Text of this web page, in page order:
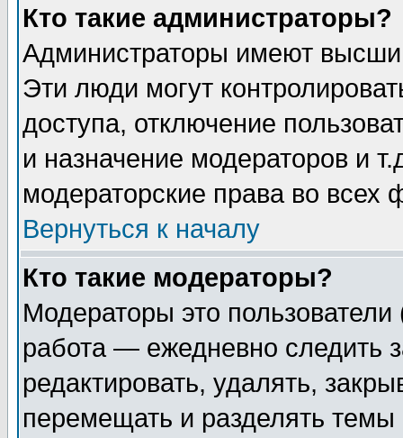
Кто такие администраторы?
Администраторы имеют
Эти люди могут
доступа, отключение
и назначение модераторов и
модераторские права во всех
Вернуться к началу
Кто такие модераторы?
Модераторы это
работа — ежедневно следить
редактировать, удалять,
перемещать и разделять